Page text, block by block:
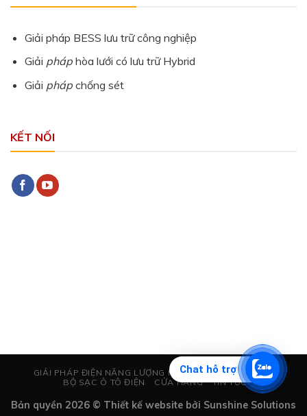
Chat hỗ trợ
Giải pháp BESS lưu trữ công nghiệp
Giải pháp hòa lưới có lưu trữ Hybrid
Giải pháp chống sét
KẾT NỐI
GIẢI PHÁP ĐIỆN NĂNG LƯỢNG MẶT TRỜI
CHỐNG SÉT
BỘ SẠC Ô TÔ ĐIỆN
CỬA HÀNG TIN TỨC
Bản quyền 2026 © Thiết kế website bởi Sunshine Solutions